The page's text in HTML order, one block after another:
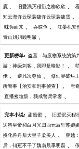
鹿 、 旧爱泯灭程衍之柳欣欣 、
知云海许云琛裴馥许云琛裴馥雪 、
味你而来 、 吞噬鱼 、 江晏礼安
青山姐姐顾明澈 、
更新榜单: 盗墓：与废物系统的第
游：神级刺客，我即是暗影！ 、
佬 、 逆凡次尊仙 、 修仙界破烂王
所警事【治安和刑事侦查】 、 唐
直播捡垃圾，我成警局常客 、
完本小说: 甜蜜蜜 、 旧爱泯灭程
送狗皇帝和白月光归西元辰轩苏婉
换化兽丹后大皇子柔美人 、 穿越
后，销冠不干了魏南晨季明磊 、